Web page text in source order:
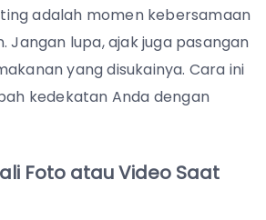
adalah momen kebersamaan
Jangan lupa, ajak juga pasangan
yang disukainya. Cara ini
kedekatan Anda dengan
Foto atau Video Saat